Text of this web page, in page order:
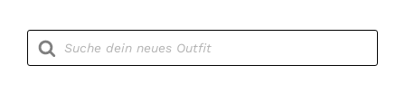
Products
search